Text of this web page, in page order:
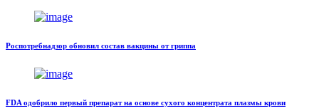
Роспотребнадзор обновил состав вакцины от гриппа
FDA одобрило первый препарат на основе сухого концентрата плазмы крови